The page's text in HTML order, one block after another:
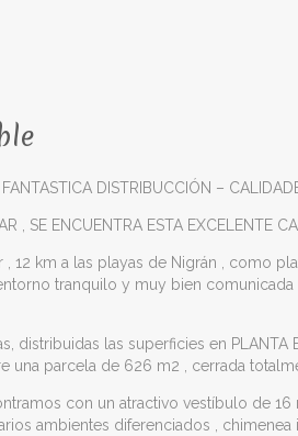
DISTRIBUCCIÓN –
, SE ENCUENTRA ESTA EXCELENTE
12 km a las playas de Nigrán , como
tranquilo y muy bien
distribuidas las superficies en
una parcela de 626 m2 , cerrada
con un atractivo vestíbulo de
ambientes diferenciados ,